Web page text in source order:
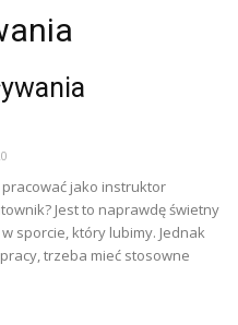
pracować jako instruktor
Jest to naprawdę świetny
sporcie, który lubimy. Jednak
trzeba mieć stosowne